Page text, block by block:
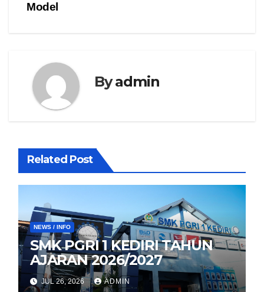
Model
Byadmin
Related Post
NEWS / INFO
SMK PGRI 1 KEDIRI TAHUN
AJARAN 2026/2027
JUL 26, 2026 ADMIN